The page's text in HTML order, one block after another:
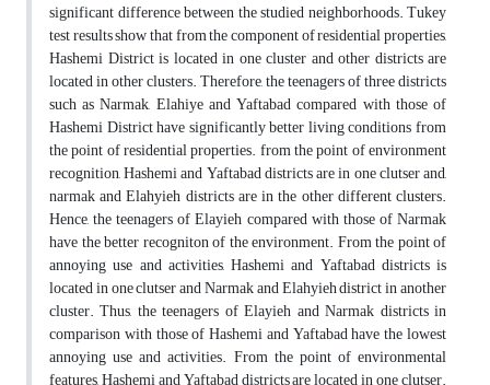
significant difference between the studied neighborhoods. Tukey
test results show that from the component of residential properties,
Hashemi District is located in one cluster and other districts are
located in other clusters. Therefore, the teenagers of three districts
such as Narmak, Elahiye and Yaftabad compared with those of
Hashemi District have significantly better living conditions from
the point of residential properties. from the point of environment
recognition, Hashemi and Yaftabad districts are in one clutser and,
narmak and Elahyieh districts are in the other different clusters.
Hence, the teenagers of Elayieh compared with those of Narmak
have the better recogniton of the environment. From the point of
annoying use and activities, Hashemi and Yaftabad districts is
located in one clutser and Narmak and Elahyieh district in another
cluster. Thus, the teenagers of Elayieh and Narmak districts in
comparison with those of Hashemi and Yaftabad have the lowest
annoying use and activities. From the point of environmental